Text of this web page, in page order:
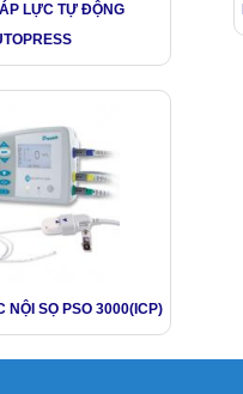
LỰC TỰ ĐỘNG
NỘI SỌ PSO 3000(ICP)